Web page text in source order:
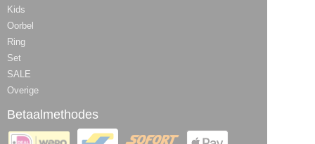
Kids
Oorbel
Ring
Set
SALE
Overige
Betaalmethodes